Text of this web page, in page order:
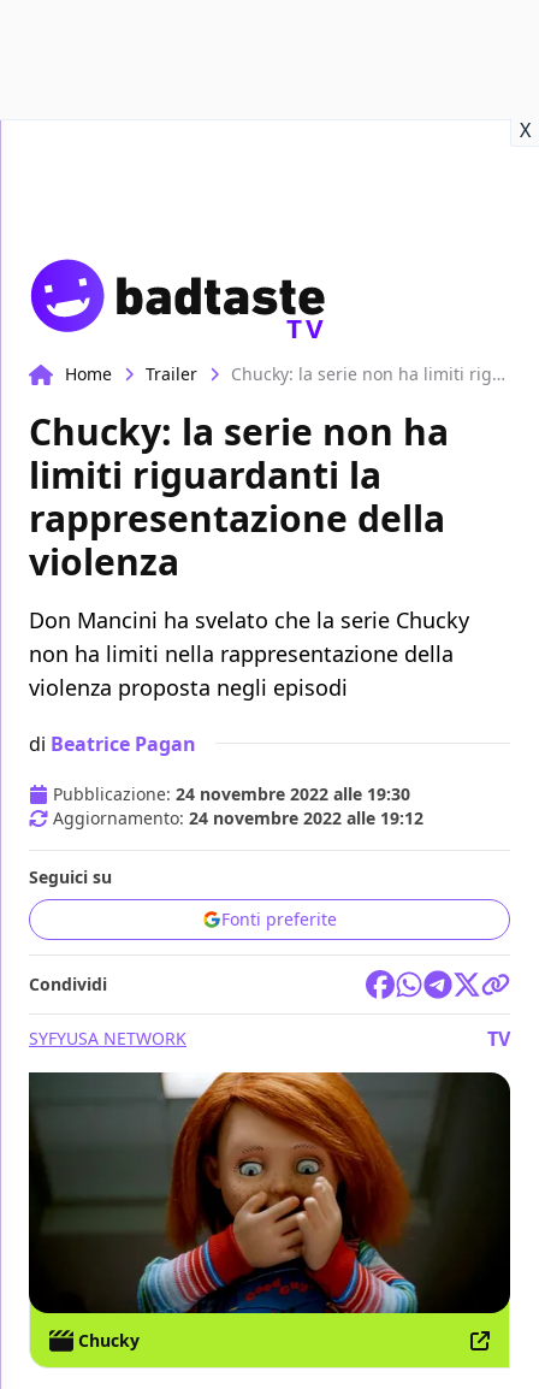
X
TV
Home Trailer Chucky: la serie non ha limiti riguardanti la rappresentazione della violenza
Chucky: la serie non ha
limiti riguardanti la
rappresentazione della
violenza
Don Mancini ha svelato che la serie Chucky
non ha limiti nella rappresentazione della
violenza proposta negli episodi
di Beatrice Pagan
Pubblicazione: 24 novembre 2022 alle 19:30
Aggiornamento: 24 novembre 2022 alle 19:12
Seguici su
Fonti preferite
Condividi
SYFYUSA NETWORK TV
Chucky